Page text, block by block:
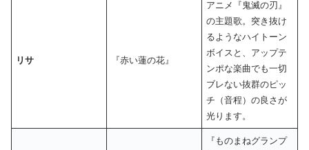
リサ 『赤い蓮の花』
アニメ『鬼滅の刃』
の主題歌。突き抜け
るようなハイトーン
ボイスと、アップテ
ンポな楽曲でも一切
ブレない抜群のピッ
チ（音程）の良さが
光ります。
『ものまねグランプ